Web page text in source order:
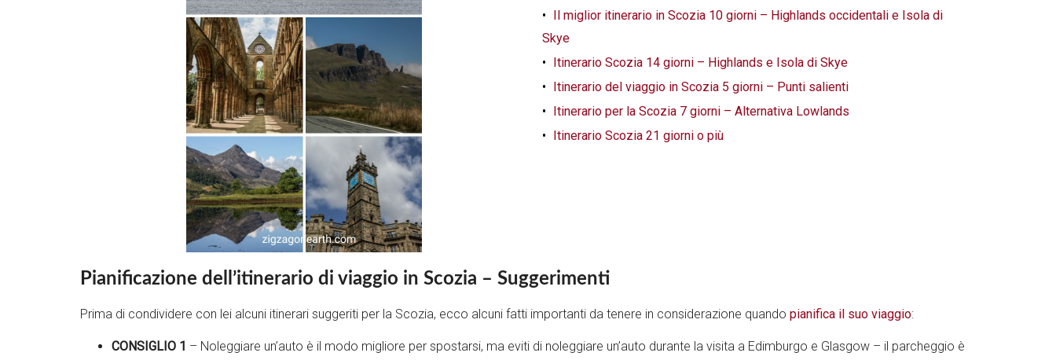
Il miglior itinerario in Scozia 10 giorni – Highlands occidentali e Isola di
Skye
Itinerario Scozia 14 giorni – Highlands e Isola di Skye
Itinerario del viaggio in Scozia 5 giorni – Punti salienti
Itinerario per la Scozia 7 giorni – Alternativa Lowlands
Itinerario Scozia 21 giorni o più
Pianificazione dell’itinerario di viaggio in Scozia – Suggerimenti
Prima di condividere con lei alcuni itinerari suggeriti per la Scozia, ecco alcuni fatti importanti da tenere in considerazione quando pianifica il suo viaggio:
CONSIGLIO 1 – Noleggiare un’auto è il modo migliore per spostarsi, ma eviti di noleggiare un’auto durante la visita a Edimburgo e Glasgow – il parcheggio è